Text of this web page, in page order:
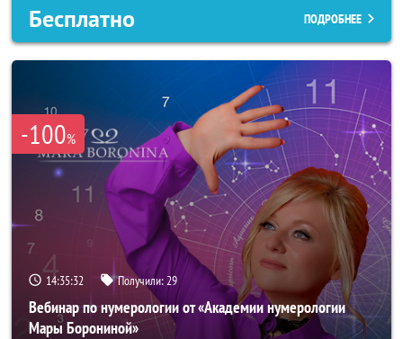
Бесплатно ПОДРОБНЕЕ
-100%
14:35:29 Получили:29
Вебинар по нумерологии от «Академии нумерологии
Мары Борониной»